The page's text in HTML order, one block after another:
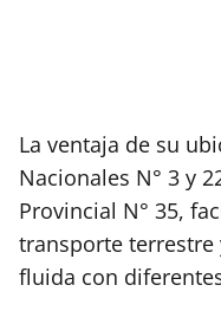
La ventaja de su
Nacionales N° 3 y
Provincial N° 35,
transporte
fluida con